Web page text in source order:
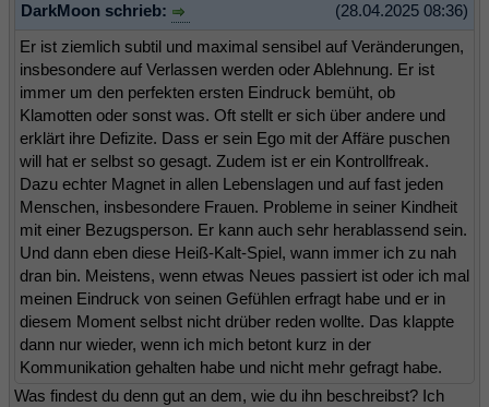
(28.04.2025 08:36)
DarkMoon schrieb:
Er ist ziemlich subtil und maximal sensibel auf Veränderungen,
insbesondere auf Verlassen werden oder Ablehnung. Er ist
immer um den perfekten ersten Eindruck bemüht, ob
Klamotten oder sonst was. Oft stellt er sich über andere und
erklärt ihre Defizite. Dass er sein Ego mit der Affäre puschen
will hat er selbst so gesagt. Zudem ist er ein Kontrollfreak.
Dazu echter Magnet in allen Lebenslagen und auf fast jeden
Menschen, insbesondere Frauen. Probleme in seiner Kindheit
mit einer Bezugsperson. Er kann auch sehr herablassend sein.
Und dann eben diese Heiß-Kalt-Spiel, wann immer ich zu nah
dran bin. Meistens, wenn etwas Neues passiert ist oder ich mal
meinen Eindruck von seinen Gefühlen erfragt habe und er in
diesem Moment selbst nicht drüber reden wollte. Das klappte
dann nur wieder, wenn ich mich betont kurz in der
Kommunikation gehalten habe und nicht mehr gefragt habe.
Was findest du denn gut an dem, wie du ihn beschreibst? Ich